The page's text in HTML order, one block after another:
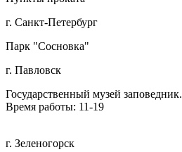
г. Санкт-Петербург
Парк "Сосновка"
г. Павловск
Государственный музей заповедник.
Время работы: 11-19
г. Зеленогорск